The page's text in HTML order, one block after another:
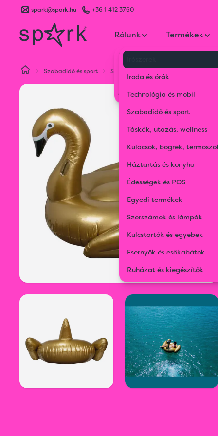
spark@spark.hu +36 1 412 3760
Rólunk
Kik vagyunk
Kapcsolat
Blog
Karrier
Gyakran Ismételt Kérdések
Termékek
Iroda és órák
Technológia és mobil
Szabadidő és sport
Táskák, utazás, wellness
Kulacsok, bögrék,
Háztartás és konyha
Édességek és POS
Egyedi termékek
Szerszámok és lámpák
Kulcstartók és egyebek
Esernyők és esőkabátok
Ruházat és kiegészítők
Szabadidő és sport Strand kellékek